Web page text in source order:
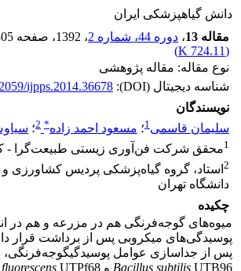
دانش گیاهپزشکی ایران
مقاله 13
، دوره 44، شماره 2 ، 1392 ، صفحه
(
724.11 K
)
نوع مقاله: مقاله پژوهشی
شناسه دیجیتال (DOI):
ijpps.2014.36678
نویسندگان
سلیمان قاسمی1؛ مسعود احمد زاده*
2؛
1محقق شرکت فن‌آوری زیستی طبیعت‌گرا -
2 استاد، گروه گیاه‌پزشکی پردیس کشاورزی و
دانشگاه تهران
چکیده
میوه‌های گوجه‌فرنگی هم در مزرعه و هم در
پوسیدگی‌های میکروبی پس از برداشت قرار
پس از جداسازی عوامل پوسیدگیگوجه‌فرنگی،
Bacillus subtilis UTB96 و